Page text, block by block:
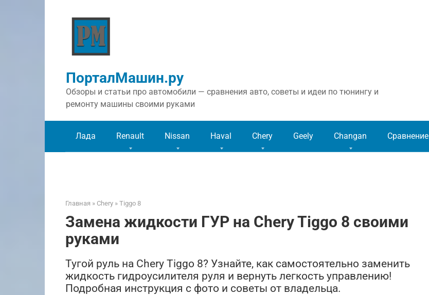
ПорталМашин.ру
Обзоры и статьи про автомобили — сравнения авто, советы и идеи по тюнингу и
ремонту машины своими руками
Лада Renault Nissan Haval Chery Geely Changan Сравнение
Главная » Chery » Tiggo 8
Замена жидкости ГУР на Chery Tiggo 8 своими
руками
Тугой руль на Chery Tiggo 8? Узнайте, как самостоятельно заменить
жидкость гидроусилителя руля и вернуть легкость управлению!
Подробная инструкция с фото и советы от владельца.